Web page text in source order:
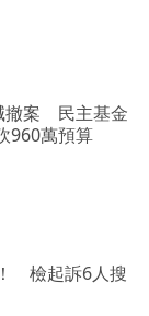
撤案 民主基金
960萬預算
檢起訴6人搜